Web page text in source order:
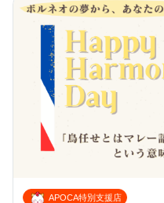
APOCA特別支援店